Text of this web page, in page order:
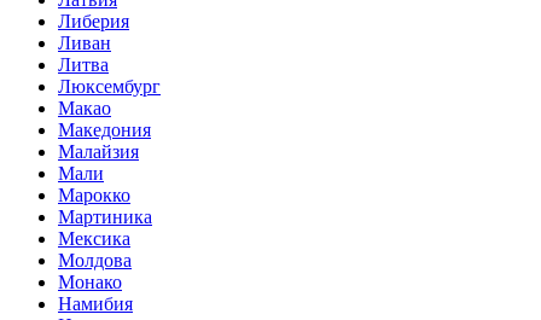
Либерия
Ливан
Литва
Люксембург
Макао
Македония
Малайзия
Мали
Марокко
Мартиника
Мексика
Молдова
Монако
Намибия